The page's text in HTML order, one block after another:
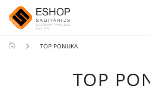
TOP PONUKA
TOP